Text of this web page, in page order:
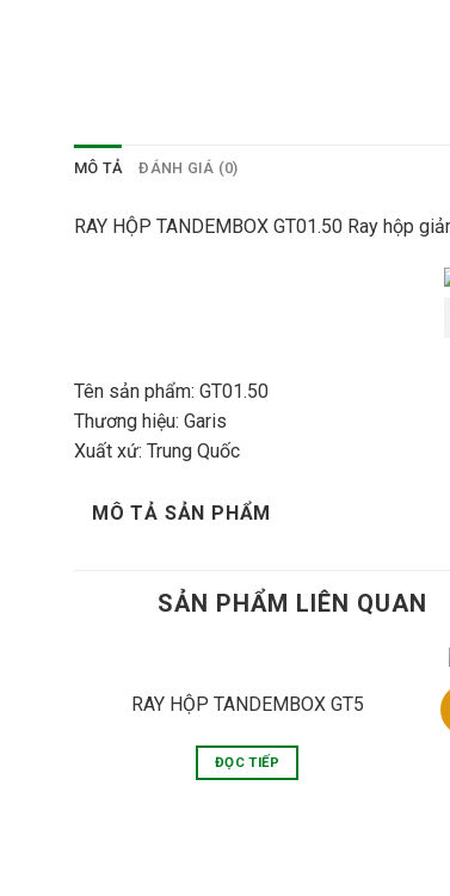
MÔ TẢ ĐÁNH GIÁ (0)
RAY HỘP TANDEMBOX GT01.50 Ray hộp
Tên sản phẩm: GT01.50
Thương hiệu: Garis
Xuất xứ: Trung Quốc
MÔ TẢ SẢN PHẨM
SẢN PHẨM LIÊN QUAN
RAY HỘP TANDEMBOX GT5
ĐỌC TIẾP